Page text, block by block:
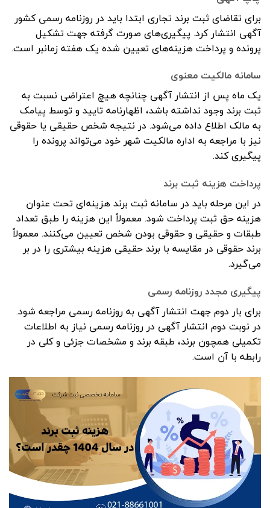
برای تقاضای ثبت برند تجاری ابتدا باید در روزنامه رسمی کشور
آگهی انتشار کرد. پیگیری‌های صورت گرفته جهت تشکیل
پرونده و پرداخت هزینه‌های تعیین شده یک هفته زمانبر است.
سامانه مالکیت معنوی
یک ماه پس از انتشار آگهی چنانچه هیچ اعتراضی نسبت به
ثبت برند وجود نداشته باشد، اظهارنامه تایید و توسط پیامک
به مالک اطلاع داده می‌شود. در نتیجه شخص حقیقی یا حقوقی
نیز با مراجعه به اداره مالکیت شهر خود می‌تواند پرونده را
پیگیری کند.
پرداخت هزینه ثبت برند
در این مرحله باید در سامانه ثبت برند هزینه‌ای تحت عنوان
هزینه حق ثبت پرداخت شود. معمولاً این هزینه را طبق تعداد
طبقات و حقیقی و حقوقی بودن شخص تعیین می‌کنند. معمولاً
برند حقوقی در مقایسه با برند حقیقی هزینه بیشتری را در بر
می‌گیرد.
پیگیری مجدد روزنامه رسمی
برای بار دوم جهت انتشار آگهی به روزنامه رسمی مراجعه شود.
در نوبت دوم انتشار آگهی در روزنامه رسمی نیاز به اطلاعات
تکمیلی همچون برند، طبقه برند و مشخصات جزئی و کلی در
رابطه با آن است.